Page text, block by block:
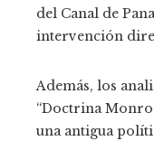
del Canal de
intervención
Además, los
“Doctrina
una antigua